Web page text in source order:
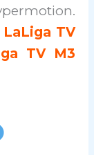
LaLiga TV
TV M3